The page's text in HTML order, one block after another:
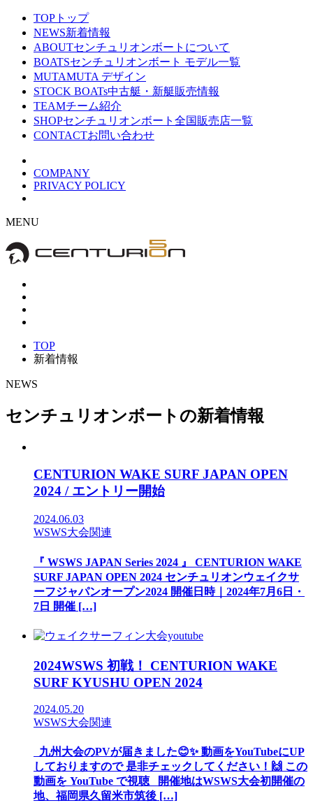
TOP トップ
NEWS新着情報
ABOUTセンチュリオンボートについて
BOATSセンチュリオンボート モデル一覧
MUTAMUTA デザイン
STOCK BOATs中古艇・新艇販売情報
TEAMチーム紹介
SHOPセンチュリオンボート全国販売店一覧
CONTACTお問い合わせ
COMPANY
PRIVACY POLICY
MENU
TOP
新着情報
NEWS
センチュリオンボートの新着情報
CENTURION WAKE SURF JAPAN OPEN
2024 / エントリー開始
2024.06.03
WSWS大会関連
『 WSWS JAPAN Series 2024 』 CENTURION WAKE
SURF JAPAN OPEN 2024 センチュリオンウェイクサ
ーフジャパンオープン2024 開催日時｜2024年7月6日・
7日 開催 […]
2024WSWS 初戦！ CENTURION WAKE
SURF KYUSHU OPEN 2024
2024.05.20
WSWS大会関連
九州大会のPVが届きました😊✨ 動画をYouTubeにUP
しておりますので 是非チェックしてください！🙌 この
動画を YouTube で視聴 開催地はWSWS大会初開催の
地、福岡県久留米市筑後 […]